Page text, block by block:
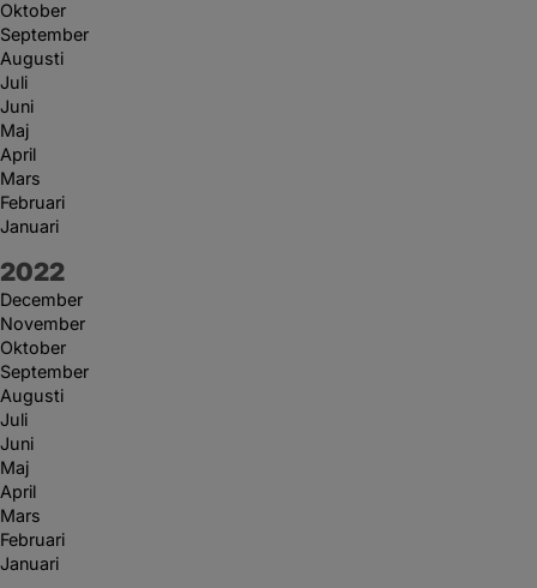
Oktober
September
Augusti
Juli
Juni
Maj
April
Mars
Februari
Januari
År:
2022
December
November
Oktober
September
Augusti
Juli
Juni
Maj
April
Mars
Februari
Januari